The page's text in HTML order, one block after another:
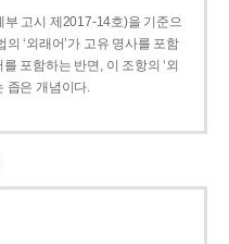
고시 제2017-14호)을 기준으
‘외래어’가 고유 명사를 포함
포함하는 반면, 이 조항의 ‘외
좁은 개념이다.